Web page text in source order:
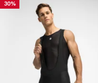
30%